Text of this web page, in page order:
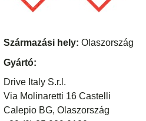
Származási hely: Olaszország
Gyártó:
Drive Italy S.r.l.
Via Molinaretti 16 Castelli
Calepio BG, Olaszország